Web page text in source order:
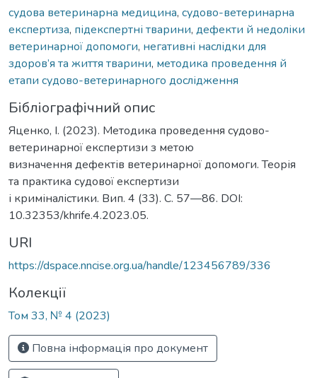
судова ветеринарна медицина, судово-ветеринарна
експертиза, підекспертні тварини, дефекти й недоліки
ветеринарної допомоги, негативні наслідки для
здоров’я та життя тварини, методика проведення й
етапи судово-ветеринарного дослідження
Бібліографічний опис
Яценко, І. (2023). Методика проведення судово-
ветеринарної експертизи з метою
визначення дефектів ветеринарної допомоги. Теорія
та практика судової експертизи
і криміналістики. Вип. 4 (33). С. 57—86. DOI:
10.32353/khrife.4.2023.05.
URI
https://dspace.nncise.org.ua/handle/123456789/336
Колекції
Том 33, № 4 (2023)
Повна інформація про документ